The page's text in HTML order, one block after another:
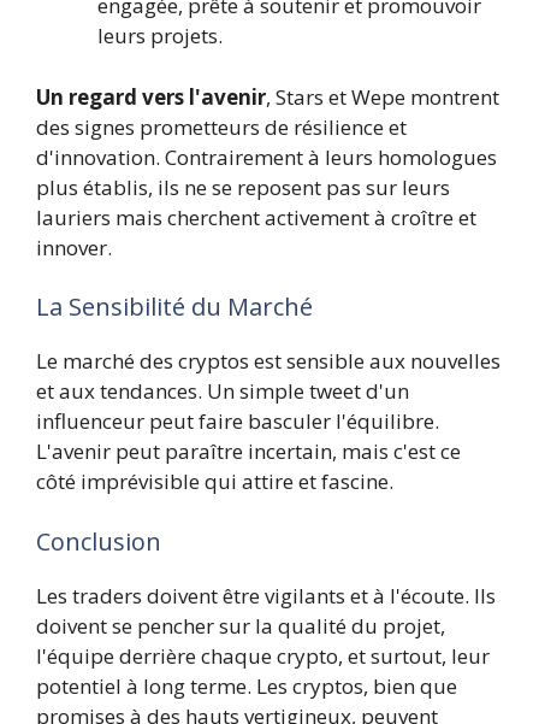
leurs projets.
Un regard vers l'avenir, Stars et Wepe montrent
des signes prometteurs de résilience et
d'innovation. Contrairement à leurs homologues
plus établis, ils ne se reposent pas sur leurs
lauriers mais cherchent activement à croître et
innover.
La Sensibilité du Marché
Le marché des cryptos est sensible aux nouvelles
et aux tendances. Un simple tweet d'un
influenceur peut faire basculer l'équilibre.
L'avenir peut paraître incertain, mais c'est ce
côté imprévisible qui attire et fascine.
Conclusion
Les traders doivent être vigilants et à l'écoute. Ils
doivent se pencher sur la qualité du projet,
l'équipe derrière chaque crypto, et surtout, leur
potentiel à long terme. Les cryptos, bien que
promises à des hauts vertigineux, peuvent